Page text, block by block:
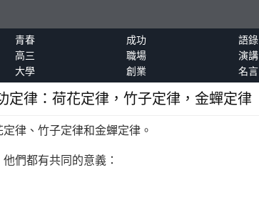
青春 成功 語錄
高三 職場 演講
大學 創業 名言
定律：荷花定律，竹子定律，金蟬定律
律、竹子定律和金蟬定律。
們都有共同的意義：